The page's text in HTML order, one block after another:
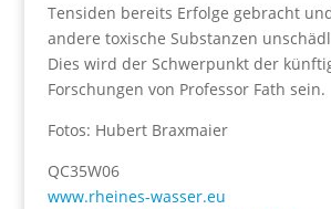
Tensiden bereits Erfolge gebracht
andere toxische Substanzen
Dies wird der Schwerpunkt der
Forschungen von Professor Fath sein.
Fotos: Hubert Braxmaier
QC35W06
www.rheines-wasser.eu